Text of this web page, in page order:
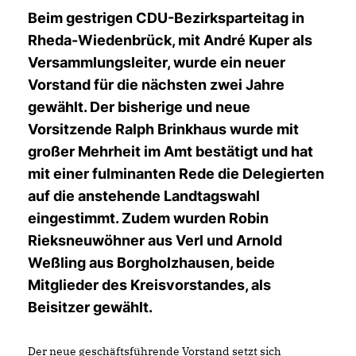
Beim gestrigen CDU-Bezirksparteitag in
Rheda-Wiedenbrück, mit André Kuper als
Versammlungsleiter, wurde ein neuer
Vorstand für die nächsten zwei Jahre
gewählt. Der bisherige und neue
Vorsitzende Ralph Brinkhaus wurde mit
großer Mehrheit im Amt bestätigt und hat
mit einer fulminanten Rede die Delegierten
auf die anstehende Landtagswahl
eingestimmt. Zudem wurden Robin
Rieksneuwöhner aus Verl und Arnold
Weßling aus Borgholzhausen, beide
Mitglieder des Kreisvorstandes, als
Beisitzer gewählt.
Der neue geschäftsführende Vorstand setzt sich